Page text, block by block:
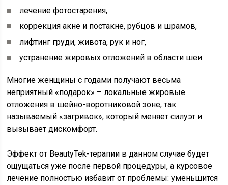
лечение фотостарения,
коррекция акне и постакне, рубцов и шрамов,
лифтинг груди, живота, рук и ног,
устранение жировых отложений в области шеи.
Многие женщины с годами получают весьма
неприятный «подарок» – локальные жировые
отложения в шейно-воротниковой зоне, так
называемый «загривок», который меняет силуэт и
вызывает дискомфорт.
Эффект от BeautyTek-терапии в данном случае будет
ощущаться уже после первой процедуры, а курсовое
лечение полностью избавит от проблемы: уменьшится